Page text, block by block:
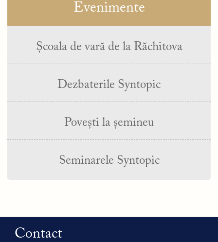
Evenimente
Școala de vară de la Răchitova
Dezbaterile Syntopic
Povești la șemineu
Seminarele Syntopic
Contact